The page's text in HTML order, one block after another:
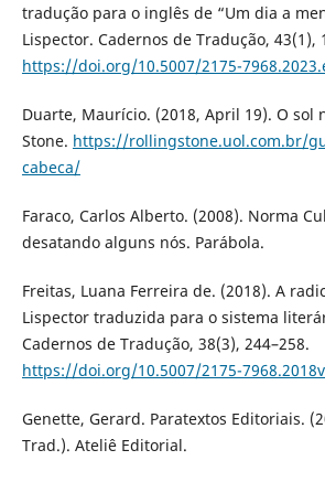
tradução para o inglês de “Um dia a
Lispector. Cadernos de Tradução, 43(1),
https://doi.org/10.5007/2175-
Duarte, Maurício. (2018, April 19). O sol
Stone. https://rollingstone.uol.com.br/
cabeca/
Faraco, Carlos Alberto. (2008). Norma
desatando alguns nós. Parábola.
Freitas, Luana Ferreira de. (2018). A
Lispector traduzida para o sistema
Cadernos de Tradução, 38(3), 244–258.
https://doi.org/10.5007/2175-
Genette, Gerard. Paratextos Editoriais.
Trad.). Ateliê Editorial.